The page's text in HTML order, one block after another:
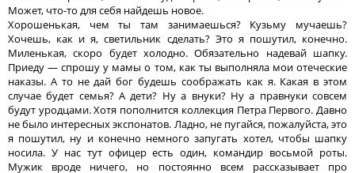
Может, что-то для себя найдешь новое.
Хорошенькая, чем ты там занимаешься? Кузьму мучаешь?
Хочешь, как и я, светильник сделать? Это я пошутил, конечно.
Миленькая, скоро будет холодно. Обязательно надевай шапку.
Приеду — спрошу у мамы о том, как ты выполняла мои отеческие
наказы. А то не дай бог будешь соображать как я. Какая в этом
случае будет семья? А дети? Ну а внуки? Ну а правнуки совсем
будут уродцами. Хотя пополнится коллекция Петра Первого. Давно
не было интересных экспонатов. Ладно, не пугайся, пожалуйста, это
я пошутил, ну и конечно немного запугать хотел, чтобы шапку
носила. У нас тут офицер есть один, командир восьмой роты.
Мужик вроде ничего, но постоянно всем рассказывает про